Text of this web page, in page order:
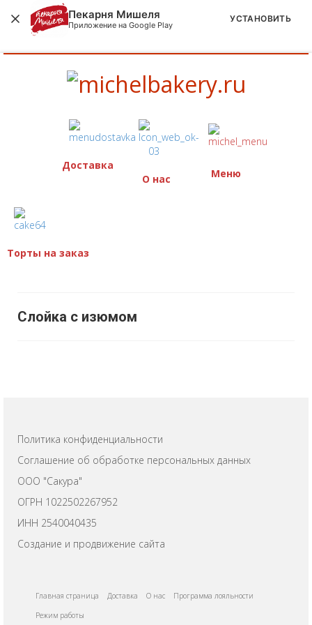
Доставка
О нас
Меню
Торты на заказ
Слойка с изюмом
Политика конфиденциальности
Соглашение об обработке персональных данных
ООО "Сакура"
ОГРН 1022502267952
ИНН 2540040435
Создание и продвижение сайта
Главная страница Доставка О нас
Программа лояльности
Режим работы
Пекарня Мишеля
Приложение на Google Play
УСТАНОВИТЬ